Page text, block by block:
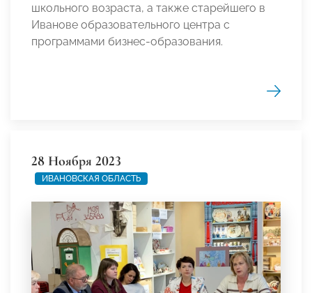
школьного возраста, а также старейшего в
Иванове образовательного центра с
программами бизнес-образования.
28 Ноября 2023
ИВАНОВСКАЯ ОБЛАСТЬ